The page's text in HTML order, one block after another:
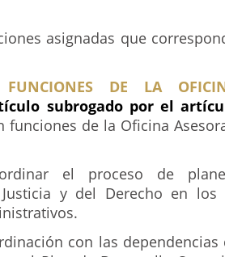
asignadas que
DE LA
subrogado por el
funciones de la Oficina
el proceso de
y del Derecho en los
con las